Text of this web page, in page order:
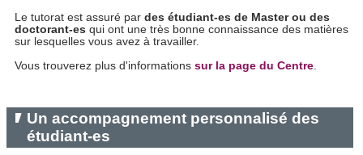
Le tutorat est assuré par des étudiant-es de Master ou des
doctorant-es qui ont une très bonne connaissance des matières
sur lesquelles vous avez à travailler.
Vous trouverez plus d'informations sur la page du Centre.
Un accompagnement personnalisé des
étudiant-es